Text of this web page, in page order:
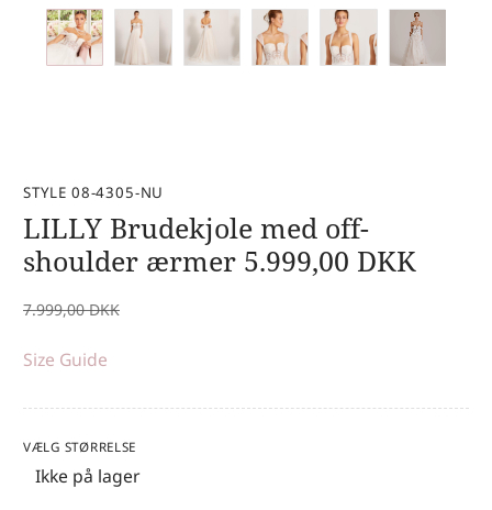
STYLE 08-4305-NU
LILLY Brudekjole med off-
shoulder ærmer 5.999,00 DKK
7.999,00 DKK
Size Guide
VÆLG STØRRELSE
Ikke på lager